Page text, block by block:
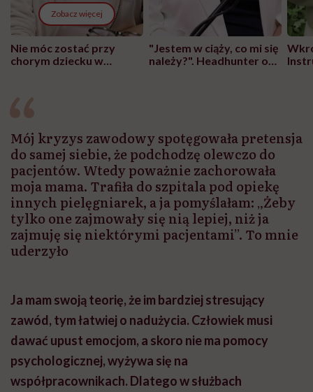
Zobacz więcej
Nie móc zostać przy
chorym dziecku w
"Jestem w ciąży, co mi się
należy?". Headhunter o
Mój kryzys zawodowy spotęgowała pretensja
do samej siebie, że podchodzę olewczo do
pacjentów. Wtedy poważnie zachorowała
moja mama. Trafiła do szpitala pod opiekę
innych pielęgniarek, a ja pomyślałam: „Żeby
tylko one zajmowały się nią lepiej, niż ja
zajmuję się niektórymi pacjentami”. To mnie
uderzyło
Ja mam swoją teorię, że im bardziej stresujący
zawód, tym łatwiej o nadużycia. Człowiek musi
dawać upust emocjom, a skoro nie ma pomocy
psychologicznej, wyżywa się na
współpracownikach. Dlatego w służbach